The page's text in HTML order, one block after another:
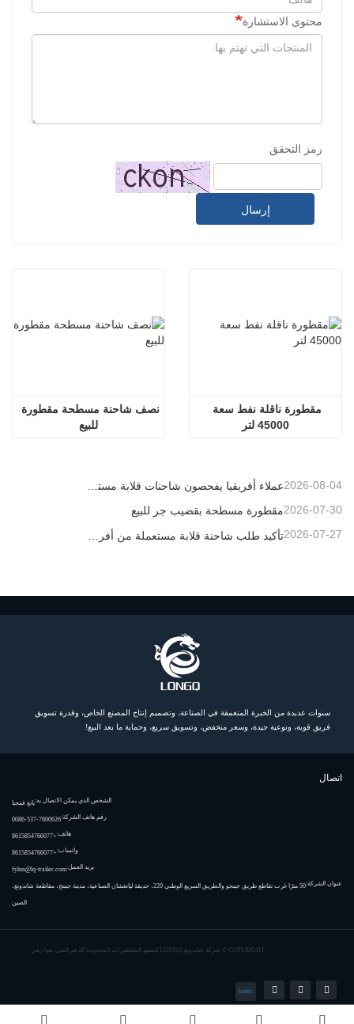
محتوى الاستشارة
رمز التحقق
إرسال
للبيع
45000 لتر
2026-08-04
مقطورة مسطحة بقضيب جر للبيع2026-07-30
2026-07-27
اتصال
الشخص الذي يمكن الاتصال به:يانغ فينجيا
رقم هاتف الشركة:0086-537-7600626
هاتف:+8615854766077
واتساب:+8615854766077
بريد العمل:fylnn@lq-trailer.com
عنوان الشركة:
50 مترًا غرب تقاطع طريق جينجو والطريق السريع الوطني 220، حديقة ليانغشان الصناعية، مدينة جيننج، مقاطعة شاندونغ،
الصين
سنوات عديدة من الخبرة المتعمقة في الصناعة، وتصميم إنتاج المصنع الخاص، وقدرة تسويق
فريق قوية، ونوعية جيدة، وسعر منخفض، وتسويق سريع، وحماية ما بعد البيع!
COPYRIGHT © شركة شاندونغ LONGQ لتصنيع المقطورات المحدودة الدعم الفني: هوا زهي
Index